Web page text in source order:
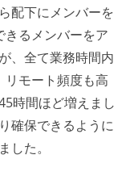
配下にメンバーを
るメンバーをア
、全て業務時間内
リモート頻度も高
時間ほど増えまし
確保できるように
した。